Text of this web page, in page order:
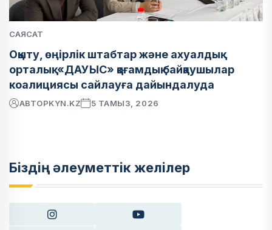
САЯСАТ
Оқыту, өңірлік штабтар және ахуалдық
орталық: «ДАУЫС» қоғамдық байқаушылар
коалициясы сайлауға дайындалуда
АВТОРKYN.KZ 5 ТАМЫЗ, 2026
Біздің әлеуметтік желілер